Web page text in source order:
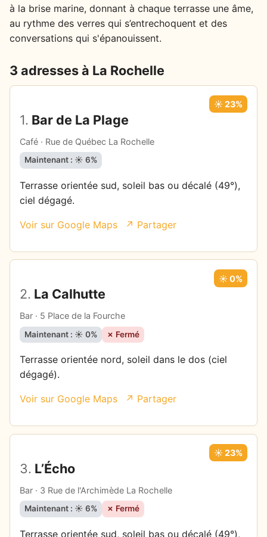
à la brise marine, donnant à chaque terrasse une âme,
au rythme des verres qui s’entrechoquent et des
conversations qui s'épanouissent.
3 adresses à La Rochelle
1. Bar de La Plage
Café · Rue de Québec La Rochelle
☀️ 23%
Maintenant : ☀️ 6%
Terrasse orientée sud, soleil bas ou décalé (49°),
ciel dégagé.
Voir sur Google Maps ↗ Partager
2. La Calhutte
Bar · 5 Place de la Fourche
☀️ 0%
Maintenant : ☀️ 0% ✗ Fermé
Terrasse orientée nord, soleil dans le dos (ciel
dégagé).
Voir sur Google Maps ↗ Partager
3. L’Écho
Bar · 3 Rue de l'Archimède La Rochelle
☀️ 23%
Maintenant : ☀️ 6% ✗ Fermé
Terrasse orientée sud, soleil bas ou décalé (49°),